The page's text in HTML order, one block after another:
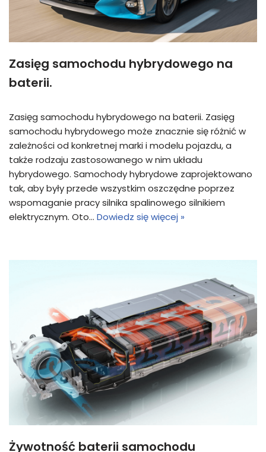
Zasięg samochodu hybrydowego na
baterii.
Zasięg samochodu hybrydowego na baterii. Zasięg
samochodu hybrydowego może znacznie się różnić w
zależności od konkretnej marki i modelu pojazdu, a
także rodzaju zastosowanego w nim układu
hybrydowego. Samochody hybrydowe zaprojektowano
tak, aby były przede wszystkim oszczędne poprzez
wspomaganie pracy silnika spalinowego silnikiem
elektrycznym. Oto… Dowiedz się więcej »
Żywotność baterii samochodu